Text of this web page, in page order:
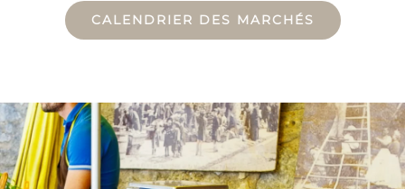
CALENDRIER DES MARCHÉS